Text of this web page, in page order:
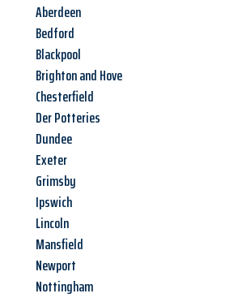
Aberdeen
Bedford
Blackpool
Brighton and Hove
Chesterfield
Der Potteries
Dundee
Exeter
Grimsby
Ipswich
Lincoln
Mansfield
Newport
Nottingham